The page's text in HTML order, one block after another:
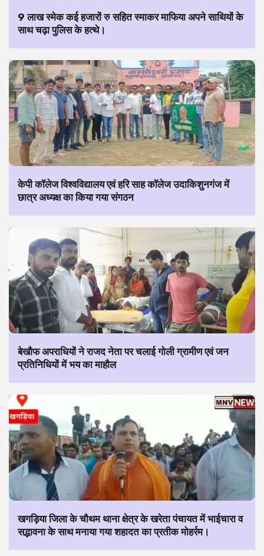
9 लाख स्मेक कई हजारों रु सहित स्माकर माफिया अपने साथियों के
साथ चढ़ा पुलिस के हत्थे।
केपी कॉलेज विश्वविद्यालय एवं हरि साह कॉलेज उदाकिशुनगंज में
छात्र अध्यक्ष का किया गया संगठन
बेखौफ अपराधियों ने राजद नेता पर चलाई गोली ग्रामीण एवं जन
प्रतिनिधियों में भय का माहौल
खगड़िया जिला के चौथम थाना क्षेत्र के खरेता पंचायत में भाईचारा व
सद्भावना के साथ मनाया गया शहादत का प्रतीक मोहर्रम।